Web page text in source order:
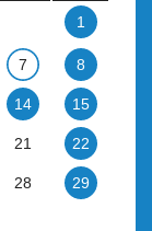
1
7 8
14 15
21 22
28 29